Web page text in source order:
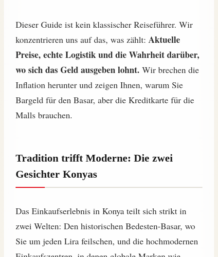
Dieser Guide ist kein klassischer Reiseführer. Wir
konzentrieren uns auf das, was zählt: Aktuelle
Preise, echte Logistik und die Wahrheit darüber,
wo sich das Geld ausgeben lohnt. Wir brechen die
Inflation herunter und zeigen Ihnen, warum Sie
Bargeld für den Basar, aber die Kreditkarte für die
Malls brauchen.
Tradition trifft Moderne: Die zwei
Gesichter Konyas
Das Einkaufserlebnis in Konya teilt sich strikt in
zwei Welten: Den historischen Bedesten-Basar, wo
Sie um jeden Lira feilschen, und die hochmodernen